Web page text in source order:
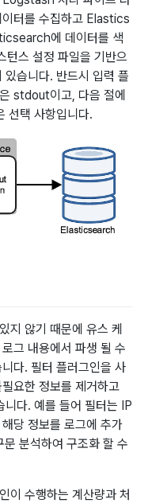
이터를 수집하고 Elastics
에 데이터를 색
스 설정 파일을 기반으
습니다. 반드시 입력 플
stdout이고, 다음 절에
선택 사항입니다.
지 않기 때문에 유스 케
그 내용에서 파생 될 수
다. 필터 플러그인을 사
요한 정보를 제거하고
니다. 예를 들어 필터는 IP
당 정보를 로그에 추가
분석하여 구조화 할 수
이 수행하는 계산량과 처